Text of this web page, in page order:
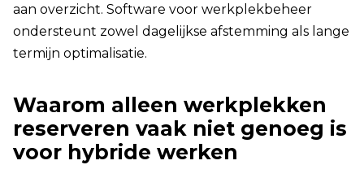
aan overzicht. Software voor werkplekbeheer
ondersteunt zowel dagelijkse afstemming als lange
termijn optimalisatie.
Waarom alleen werkplekken
reserveren vaak niet genoeg is
voor hybride werken